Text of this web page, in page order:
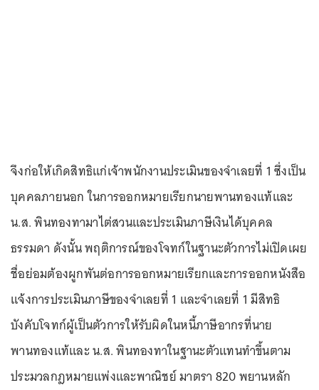
จึงก่อให้เกิดสิทธิแก่เจ้าพนักงานประเมินของจำเลยที่ 1 ซึ่งเป็น
บุคคลภายนอก ในการออกหมายเรียกนายพานทองแท้และ
น.ส. พินทองทามาไต่สวนและประเมินภาษีเงินได้บุคคล
ธรรมดา ดังนั้น พฤติการณ์ของโจทก์ในฐานะตัวการไม่เปิดเผย
ชื่อย่อมต้องผูกพันต่อการออกหมายเรียกและการออกหนังสือ
แจ้งการประเมินภาษีของจำเลยที่ 1 และจำเลยที่ 1 มีสิทธิ
บังคับโจทก์ผู้เป็นตัวการให้รับผิดในหนี้ภาษีอากรที่นาย
พานทองแท้และ น.ส. พินทองทาในฐานะตัวแทนทำขึ้นตาม
ประมวลกฎหมายแพ่งและพาณิชย์ มาตรา 820 พยานหลัก